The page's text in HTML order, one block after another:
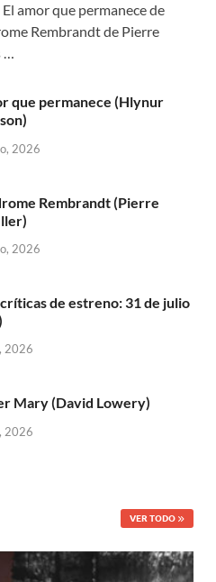
amor que permanece de
Rembrandt de Pierre
…
que permanece (Hlynur
2026
Rembrandt (Pierre
2026
de estreno: 31 de julio
2026
Mary (David Lowery)
2026
VER TODO